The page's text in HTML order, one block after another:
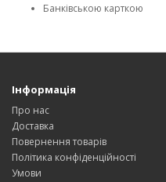
Банківською карткою
Інформація
Про нас
Доставка
Повернення товарів
Політика конфіденційності
Умови